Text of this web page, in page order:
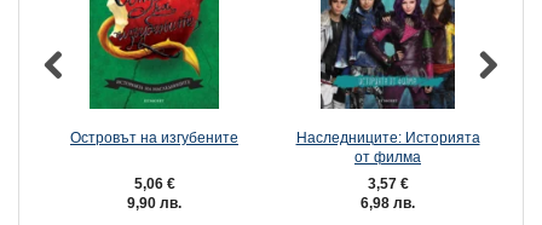
Островът на изгубените
5,06 €
9,90 лв.
Наследниците: Историята
от филма
3,57 €
6,98 лв.